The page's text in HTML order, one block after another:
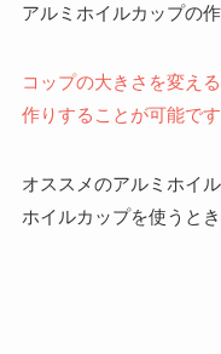
アルミホイルカップの
コップの大きさを変え
作りすることが可能です
オススメのアルミホイ
ホイルカップを使うと